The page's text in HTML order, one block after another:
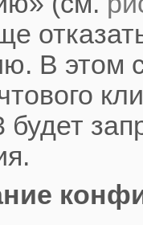
В этом
будет